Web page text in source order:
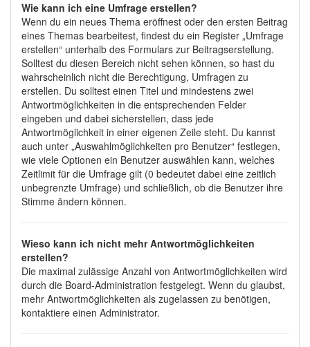
Wie kann ich eine Umfrage erstellen?
Wenn du ein neues Thema eröffnest oder den ersten Beitrag
eines Themas bearbeitest, findest du ein Register „Umfrage
erstellen“ unterhalb des Formulars zur Beitragserstellung.
Solltest du diesen Bereich nicht sehen können, so hast du
wahrscheinlich nicht die Berechtigung, Umfragen zu
erstellen. Du solltest einen Titel und mindestens zwei
Antwortmöglichkeiten in die entsprechenden Felder
eingeben und dabei sicherstellen, dass jede
Antwortmöglichkeit in einer eigenen Zeile steht. Du kannst
auch unter „Auswahlmöglichkeiten pro Benutzer“ festlegen,
wie viele Optionen ein Benutzer auswählen kann, welches
Zeitlimit für die Umfrage gilt (0 bedeutet dabei eine zeitlich
unbegrenzte Umfrage) und schließlich, ob die Benutzer ihre
Stimme ändern können.
Wieso kann ich nicht mehr Antwortmöglichkeiten
erstellen?
Die maximal zulässige Anzahl von Antwortmöglichkeiten wird
durch die Board-Administration festgelegt. Wenn du glaubst,
mehr Antwortmöglichkeiten als zugelassen zu benötigen,
kontaktiere einen Administrator.